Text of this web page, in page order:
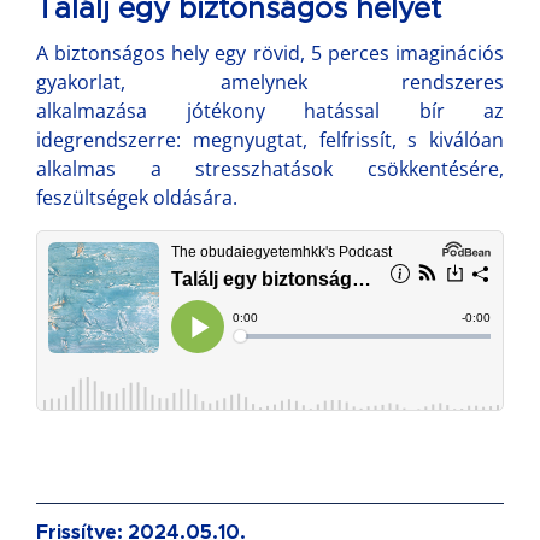
Találj egy biztonságos helyet
A biztonságos hely egy rövid, 5 perces imaginációs
gyakorlat, amelynek rendszeres
alkalmazása jótékony hatással bír az
idegrendszerre: megnyugtat, felfrissít, s kiválóan
alkalmas a stresszhatások csökkentésére,
feszültségek oldására.
Frissítve: 2024.05.10.